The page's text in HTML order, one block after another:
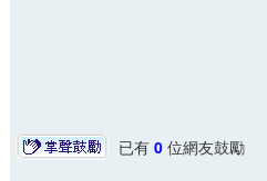
已有 0位網友鼓勵